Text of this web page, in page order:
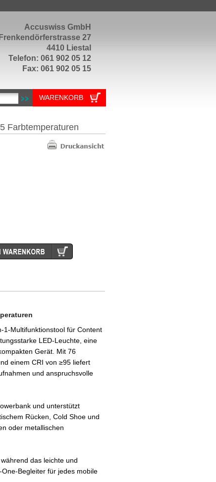
Accuswiss GmbH
Frenkendörferstrasse 27
4410 Liestal
Telefon: 061 902 05 12
Fax: 061 902 05 15
WARENKORB
Farbtemperaturen
1-Multifunktionstool für Content
LED-Leuchte, eine
Gerät. Mit 76
einem CRI von ≥95 liefert
und anspruchsvolle
und unterstützt
Rücken, Cold Shoe und
oder metallischen
das leichte und
Begleiter für jedes mobile